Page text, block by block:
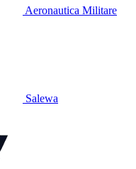
Aeronautica Militare
Salewa